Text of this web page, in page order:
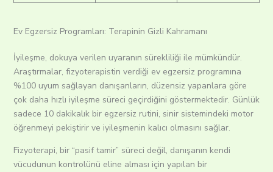
Ev Egzersiz Programları: Terapinin Gizli Kahramanı
İyileşme, dokuya verilen uyaranın sürekliliği ile mümkündür.
Araştırmalar, fizyoterapistin verdiği ev egzersiz programına
%100 uyum sağlayan danışanların, düzensiz yapanlara göre
çok daha hızlı iyileşme süreci geçirdiğini göstermektedir. Günlük
sadece 10 dakikalık bir egzersiz rutini, sinir sistemindeki motor
öğrenmeyi pekiştirir ve iyileşmenin kalıcı olmasını sağlar.
Fizyoterapi, bir “pasif tamir” süreci değil, danışanın kendi
vücudunun kontrolünü eline alması için yapılan bir